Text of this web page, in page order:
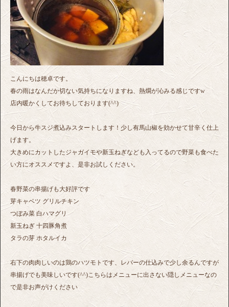
こんにちは穂卓です。
春の雨はなんだか切ない気持ちになりますね、熱燗が沁みる感じですw
店内暖かくしてお待ちしております(^^)
今日から牛スジ煮込みスタートします！少し有馬山椒を効かせて甘辛く仕上
げます。
大きめにカットしたジャガイモや新玉ねぎなども入ってるので野菜も食べた
い方にオススメですよ、是非お試しください。
春野菜の串揚げも大好評です
芽キャベツ グリルチキン
つぼみ菜 白ハマグリ
新玉ねぎ 十四豚角煮
タラの芽 ホタルイカ
右下の肉肉しいのは鶏のハツモトです、レバーの仕込みで少し余るんですが
串揚げでも美味しいです(^^)こちらはメニューに出さない隠しメニューなの
で是非お声がけください